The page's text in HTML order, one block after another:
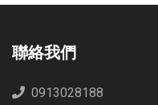
聯絡我們
0913028188